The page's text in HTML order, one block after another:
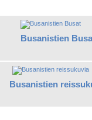
Busanistien
Busanistien